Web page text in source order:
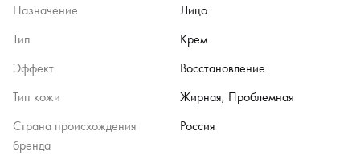
Назначение
Лицо
Тип
Крем
Эффект
Восстановление
Тип кожи
Жирная, Проблемная
Страна происхождения
бренда
Россия